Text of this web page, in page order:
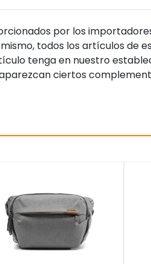
por los
todos los artículos de
tenga en nuestro
ciertos